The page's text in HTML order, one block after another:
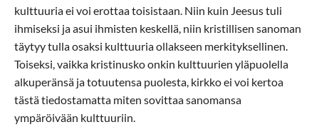
kulttuuria ei voi erottaa toisistaan. Niin kuin Jeesus tuli
ihmiseksi ja asui ihmisten keskellä, niin kristillisen sanoman
täytyy tulla osaksi kulttuuria ollakseen merkityksellinen.
Toiseksi, vaikka kristinusko onkin kulttuurien yläpuolella
alkuperänsä ja totuutensa puolesta, kirkko ei voi kertoa
tästä tiedostamatta miten sovittaa sanomansa
ympäröivään kulttuuriin.